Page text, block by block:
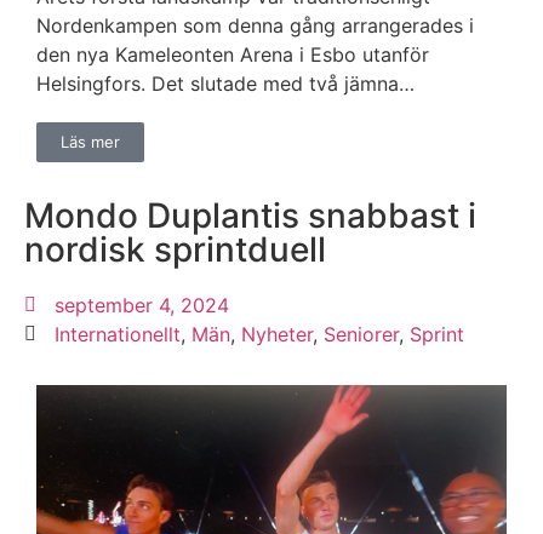
Nordenkampen som denna gång arrangerades i
den nya Kameleonten Arena i Esbo utanför
Helsingfors. Det slutade med två jämna…
Läs mer
Mondo Duplantis snabbast i
nordisk sprintduell
september 4, 2024
Internationellt, Män, Nyheter, Seniorer, Sprint